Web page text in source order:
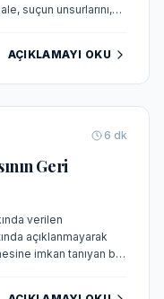
suçun unsurlarını,
AÇIKLAMAYI OKU
6 dk
Geri
verilen
açıklanmayarak
imkan tanıyan bir